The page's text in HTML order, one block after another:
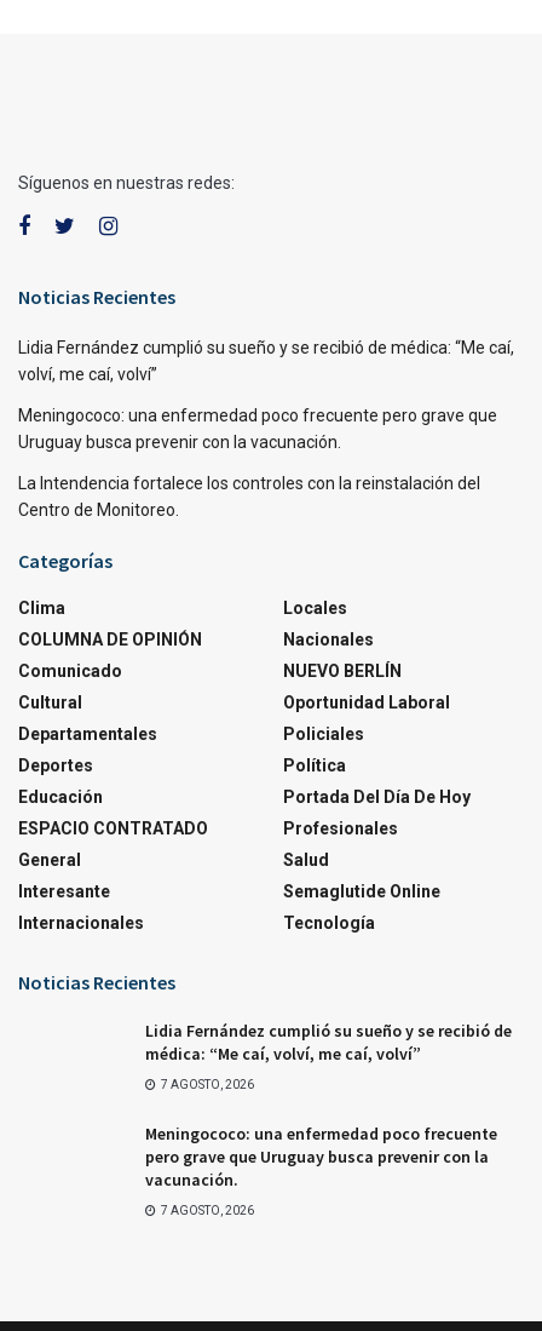
Síguenos en nuestras redes:
Noticias Recientes
Lidia Fernández cumplió su sueño y se recibió de médica: “Me caí,
volví, me caí, volví”
Meningococo: una enfermedad poco frecuente pero grave que
Uruguay busca prevenir con la vacunación.
La Intendencia fortalece los controles con la reinstalación del
Centro de Monitoreo.
Categorías
Clima
COLUMNA DE OPINIÓN
Comunicado
Cultural
Departamentales
Deportes
Educación
ESPACIO CONTRATADO
General
Interesante
Internacionales
Locales
Nacionales
NUEVO BERLÍN
Oportunidad Laboral
Policiales
Política
Portada Del Día De Hoy
Profesionales
Salud
Semaglutide Online
Tecnología
Noticias Recientes
Lidia Fernández cumplió su sueño y se recibió de
médica: “Me caí, volví, me caí, volví”
7 AGOSTO, 2026
Meningococo: una enfermedad poco frecuente
pero grave que Uruguay busca prevenir con la
vacunación.
7 AGOSTO, 2026